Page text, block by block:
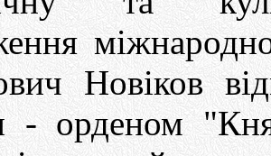
Новіков
- орденом